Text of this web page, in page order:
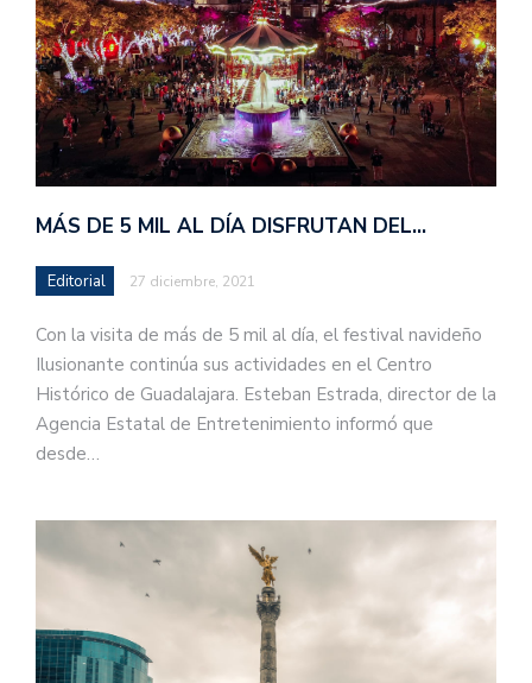
MÁS DE 5 MIL AL DÍA DISFRUTAN DEL…
Editorial 27 diciembre, 2021
Con la visita de más de 5 mil al día, el festival navideño
Ilusionante continúa sus actividades en el Centro
Histórico de Guadalajara. Esteban Estrada, director de la
Agencia Estatal de Entretenimiento informó que
desde…